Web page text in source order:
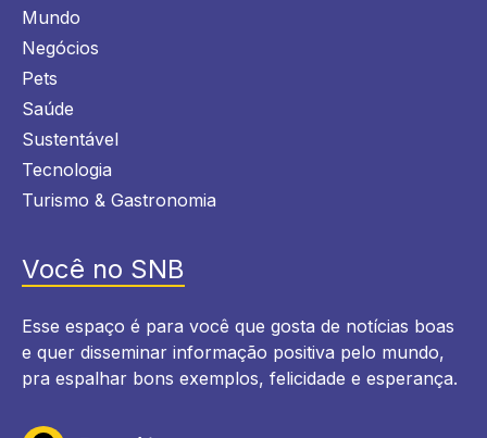
Mundo
Negócios
Pets
Saúde
Sustentável
Tecnologia
Turismo & Gastronomia
Você no SNB
Esse espaço é para você que gosta de notícias boas
e quer disseminar informação positiva pelo mundo,
pra espalhar bons exemplos, felicidade e esperança.